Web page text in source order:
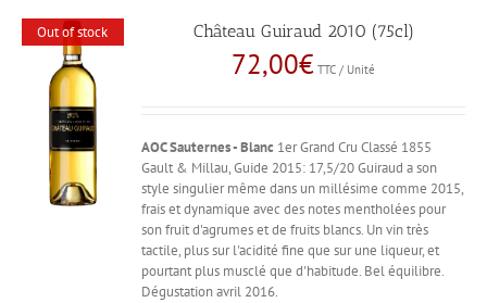
Out of stock Château Guiraud 2010 (75cl)
72,00€ TTC / Unité
AOC Sauternes - Blanc 1er Grand Cru Classé 1855
Gault & Millau, Guide 2015: 17,5/20 Guiraud a son
style singulier même dans un millésime comme 2015,
frais et dynamique avec des notes mentholées pour
son fruit d'agrumes et de fruits blancs. Un vin très
tactile, plus sur l'acidité fine que sur une liqueur, et
pourtant plus musclé que d'habitude. Bel équilibre.
Dégustation avril 2016.